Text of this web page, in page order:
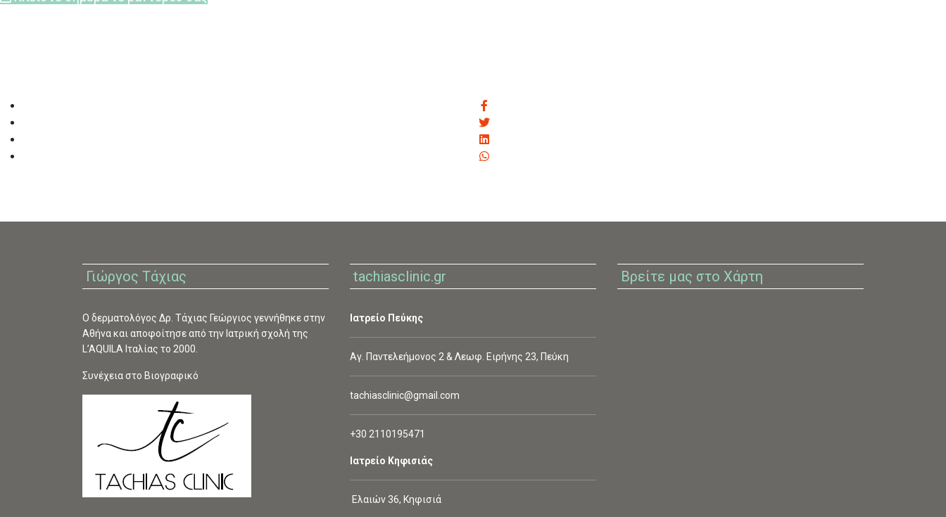
Γιώργος Τάχιας
O δερματολόγος Δρ. Τάχιας Γεώργιος γεννήθηκε στην
Αθήνα και αποφοίτησε από την Ιατρική σχολή της
L’AQUILA Ιταλίας το 2000.
Συνέχεια στο Βιογραφικό
tachiasclinic.gr
Ιατρείο Πεύκης
Αγ. Παντελεήμονος 2 & Λεωφ. Ειρήνης 23, Πεύκη
tachiasclinic@gmail.com
+30 2110195471
Ιατρείο Κηφισιάς
Ελαιών 36, Κηφισιά
Βρείτε μας στο Χάρτη